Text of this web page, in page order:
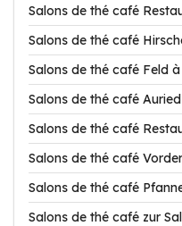
Salons de thé café
Salons de thé café
Salons de thé café Feld
Salons de thé café
Salons de thé café
Salons de thé café
Salons de thé café
Salons de thé café zur